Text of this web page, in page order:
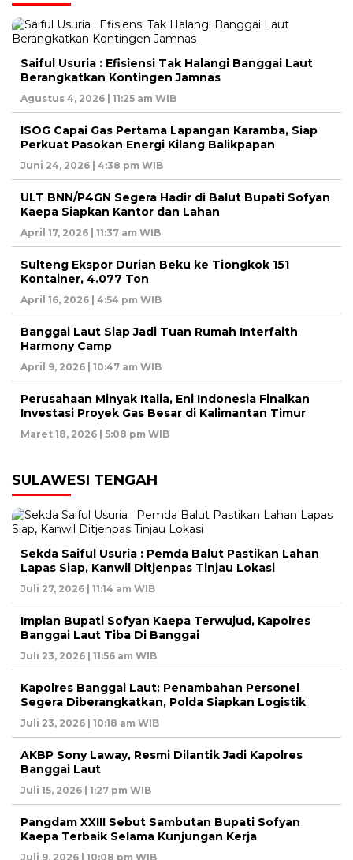
Saiful Usuria : Efisiensi Tak Halangi Banggai Laut
Berangkatkan Kontingen Jamnas
Agustus 4, 2026 | 11:25 am WIB
ISOG Capai Gas Pertama Lapangan Karamba, Siap
Perkuat Pasokan Energi Kilang Balikpapan
Juni 24, 2026 | 4:38 pm WIB
ULT BNN/P4GN Segera Hadir di Balut Bupati Sofyan
Kaepa Siapkan Kantor dan Lahan
April 17, 2026 | 11:37 am WIB
Sulteng Ekspor Durian Beku ke Tiongkok 151
Kontainer, 4.077 Ton
April 16, 2026 | 4:54 pm WIB
Banggai Laut Siap Jadi Tuan Rumah Interfaith
Harmony Camp
April 9, 2026 | 10:47 am WIB
Perusahaan Minyak Italia, Eni Indonesia Finalkan
Investasi Proyek Gas Besar di Kalimantan Timur
Maret 18, 2026 | 5:08 pm WIB
SULAWESI TENGAH
Sekda Saiful Usuria : Pemda Balut Pastikan Lahan
Lapas Siap, Kanwil Ditjenpas Tinjau Lokasi
Juli 27, 2026 | 11:14 am WIB
Impian Bupati Sofyan Kaepa Terwujud, Kapolres
Banggai Laut Tiba Di Banggai
Juli 23, 2026 | 11:56 am WIB
Kapolres Banggai Laut: Penambahan Personel
Segera Diberangkatkan, Polda Siapkan Logistik
Juli 23, 2026 | 10:18 am WIB
AKBP Sony Laway, Resmi Dilantik Jadi Kapolres
Banggai Laut
Juli 15, 2026 | 1:27 pm WIB
Pangdam XXIII Sebut Sambutan Bupati Sofyan
Kaepa Terbaik Selama Kunjungan Kerja
Juli 9, 2026 | 10:08 pm WIB